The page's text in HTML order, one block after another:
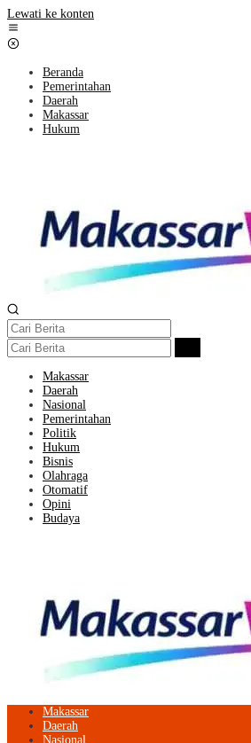
Lewati ke konten
Beranda
Pemerintahan
Daerah
Makassar
Hukum
Makassar
Daerah
Nasional
Pemerintahan
Politik
Hukum
Bisnis
Olahraga
Otomatif
Opini
Budaya
Makassar
Daerah
Nasional